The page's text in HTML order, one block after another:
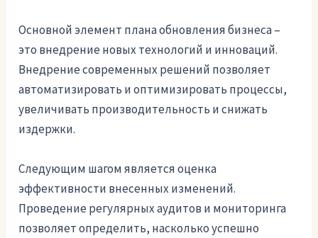
Основной элемент плана обновления бизнеса –
это внедрение новых технологий и инноваций.
Внедрение современных решений позволяет
автоматизировать и оптимизировать процессы,
увеличивать производительность и снижать
издержки.
Следующим шагом является оценка
эффективности внесенных изменений.
Проведение регулярных аудитов и мониторинга
позволяет определить, насколько успешно